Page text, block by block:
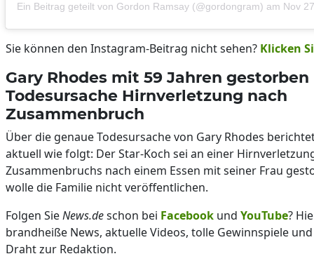
Ein Beitrag geteilt von Gordon Ramsay (@gordongram) am Nov
Sie können den Instagram-Beitrag nicht sehen? Klicken
Gary Rhodes mit 59 Jahren gestorben
Todesursache Hirnverletzung nach
Zusammenbruch
Über die genaue Todesursache von Gary Rhodes
aktuell wie folgt: Der Star-Koch sei an einer
Zusammenbruchs nach einem Essen mit seiner Frau
wolle die Familie nicht veröffentlichen.
Folgen SieNews.deschon bei Facebook und YouTube?
brandheiße News, aktuelle Videos, tolle Gewinnspiele
Draht zur Redaktion.